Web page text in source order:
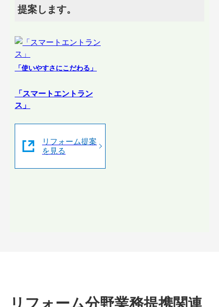
提案します。
「使いやすさにこだわる」
「スマートエントラン
ス」
リフォーム提案
を見る
リフォーム分野業務提携関連